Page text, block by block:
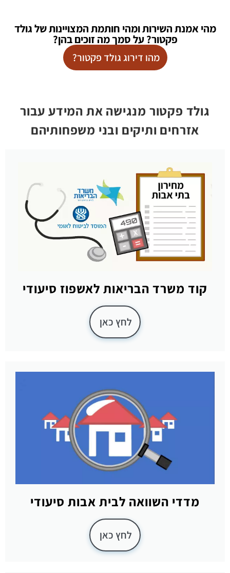
מהי אמנת השירות ומהי חותמת המצויינות של גולד
פקטור? על סמך מה זוכים בהן?
מהו דירוג גולד פקטור?
גולד פקטור מנגישה את המידע עבור
אזרחים ותיקים ובני משפחותיהם
קוד משרד הבריאות לאשפוז סיעודי
לחץ כאן
מדדי השוואה לבית אבות סיעודי
לחץ כאן